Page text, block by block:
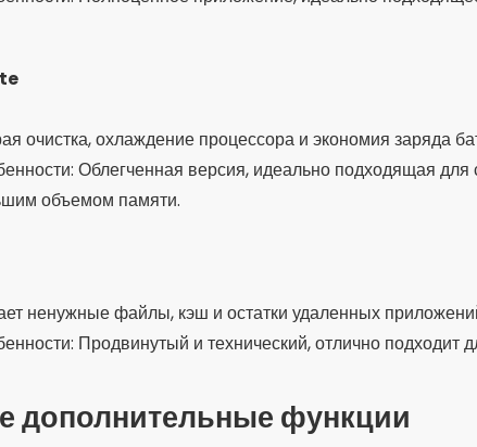
ошибки и меры
приложениям:
магазина.
одного приложения одновременно:Это может
Некоторые приложения предлагают возможность